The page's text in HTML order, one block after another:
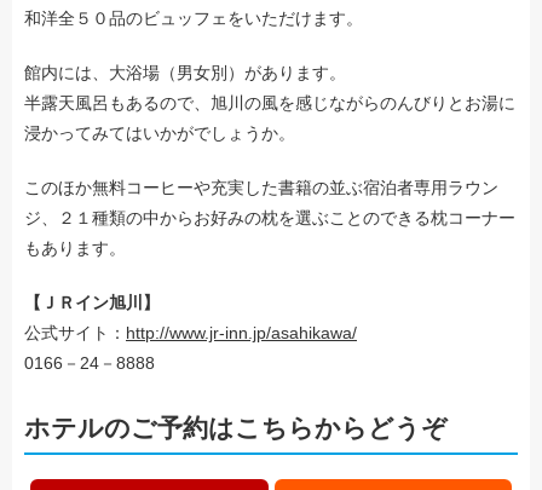
和洋全５０品のビュッフェをいただけます。
館内には、大浴場（男女別）があります。
半露天風呂もあるので、旭川の風を感じながらのんびりとお湯に
浸かってみてはいかがでしょうか。
このほか無料コーヒーや充実した書籍の並ぶ宿泊者専用ラウン
ジ、２１種類の中からお好みの枕を選ぶことのできる枕コーナー
もあります。
【ＪＲイン旭川】
公式サイト： http://www.jr-inn.jp/asahikawa/
0166－24－8888
ホテルのご予約はこちらからどうぞ